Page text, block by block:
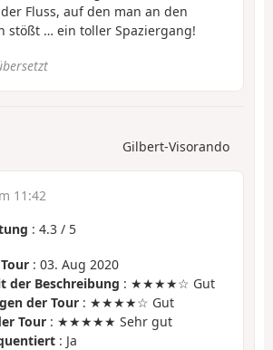
Fluss, auf den man an den
stößt … ein toller Spaziergang!
Gilbert-Visorando
11:42
: 4.3 / 5
: 03. Aug 2020
der Beschreibung : ★★★★☆ Gut
der Tour : ★★★★☆ Gut
Tour : ★★★★★ Sehr gut
: Ja